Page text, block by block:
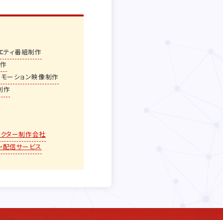
ティ番組制作
ーション映像制作
作
ター制作会社
配信サービス